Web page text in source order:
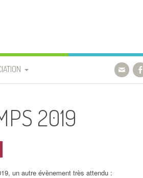
2019
un autre évènement très attendu :